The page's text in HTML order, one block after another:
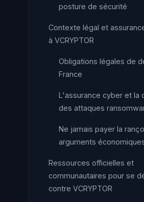
posture de sécurité
Contexte légal et
à VCRYPTOR
Obligations légales de
France
L'assurance cyber et la
des attaques
Ne jamais payer la
arguments
Ressources officielles et
communautaires pour se
contre VCRYPTOR